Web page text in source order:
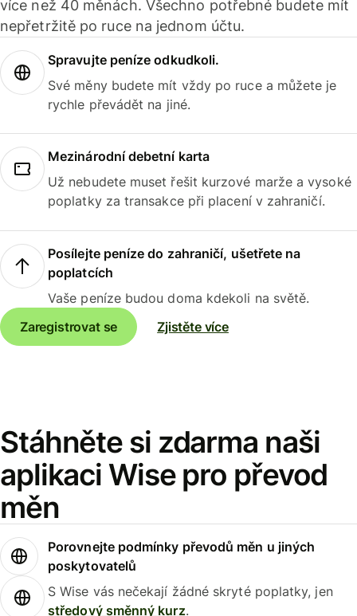
více než 40 měnách. Všechno potřebné budete mít
nepřetržitě po ruce na jednom účtu.
Spravujte peníze odkudkoli.
Své měny budete mít vždy po ruce a můžete je
rychle převádět na jiné.
Mezinárodní debetní karta
Už nebudete muset řešit kurzové marže a vysoké
poplatky za transakce při placení v zahraničí.
Posílejte peníze do zahraničí, ušetřete na
poplatcích
Vaše peníze budou doma kdekoli na světě.
Zaregistrovat se
Zjistěte více
Stáhněte si zdarma naši
aplikaci Wise pro převod
měn
Porovnejte podmínky převodů měn u jiných
poskytovatelů
S Wise vás nečekají žádné skryté poplatky, jen
středový směnný kurz.